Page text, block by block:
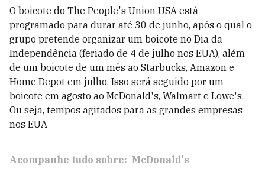
O boicote do The People's Union USA está
programado para durar até 30 de junho, após o qual o
grupo pretende organizar um boicote no Dia da
Independência (feriado de 4 de julho nos EUA), além
de um boicote de um mês ao Starbucks, Amazon e
Home Depot em julho. Isso será seguido por um
boicote em agosto ao McDonald's, Walmart e Lowe's.
Ou seja, tempos agitados para as grandes empresas
nos EUA
Acompanhe tudo sobre: McDonald's